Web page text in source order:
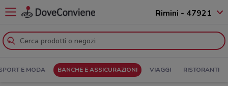
Rimini - 47921
E MODA BANCHE E ASSICURAZIONI VIAGGI RISTORANTI